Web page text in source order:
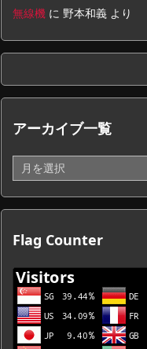
無線機 に 野本和義 より
アーカイブ一覧
ー
カ
イ
一
Flag Counter